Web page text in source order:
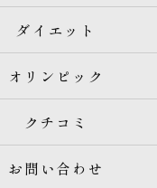
ダイエット
オリンピック
クチコミ
お問い合わせ